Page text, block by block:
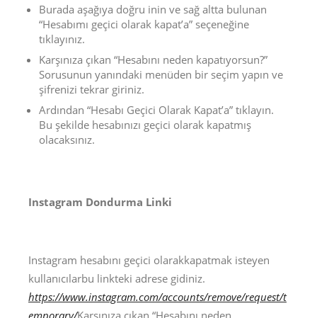
Burada aşağıya doğru inin ve sağ altta bulunan
“Hesabımı geçici olarak kapat’a” seçeneğine
tıklayınız.
Karşınıza çıkan “Hesabını neden kapatıyorsun?”
Sorusunun yanındaki menüden bir seçim yapın ve
şifrenizi tekrar giriniz.
Ardından “Hesabı Geçici Olarak Kapat’a” tıklayın.
Bu şekilde hesabınızı geçici olarak kapatmış
olacaksınız.
Instagram Dondurma Linki
Instagram hesabını geçici olarakkapatmak isteyen
kullanıcılarbu linkteki adrese gidiniz.
https://www.instagram.com/accounts/remove/request/t
emporary/Karşınıza çıkan “Hesabını neden